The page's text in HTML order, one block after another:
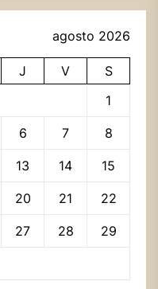
agosto 2026
J V
S
1
6 7 8
13 14 15
20 21 22
27 28 29